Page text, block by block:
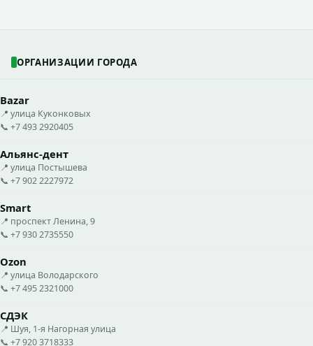
ОРГАНИЗАЦИИ ГОРОДА
Bazar
📍 улица Куконковых
📞 +7 493 2920405
Альянс-дент
📍 улица Постышева
📞 +7 902 2227972
Smart
📍 проспект Ленина, 9
📞 +7 930 2735550
Ozon
📍 улица Володарского
📞 +7 495 2321000
СДЭК
📍 Шуя, 1-я Нагорная улица
📞 +7 920 3718333